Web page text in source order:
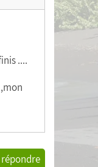
....